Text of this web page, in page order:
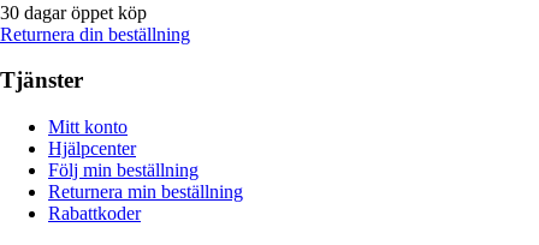
30 dagar öppet köp
Returnera din beställning
Tjänster
Mitt konto
Hjälpcenter
Följ min beställning
Returnera min beställning
Rabattkoder